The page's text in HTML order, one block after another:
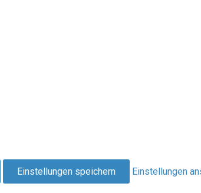
Einstellungen speichern Einstellungen